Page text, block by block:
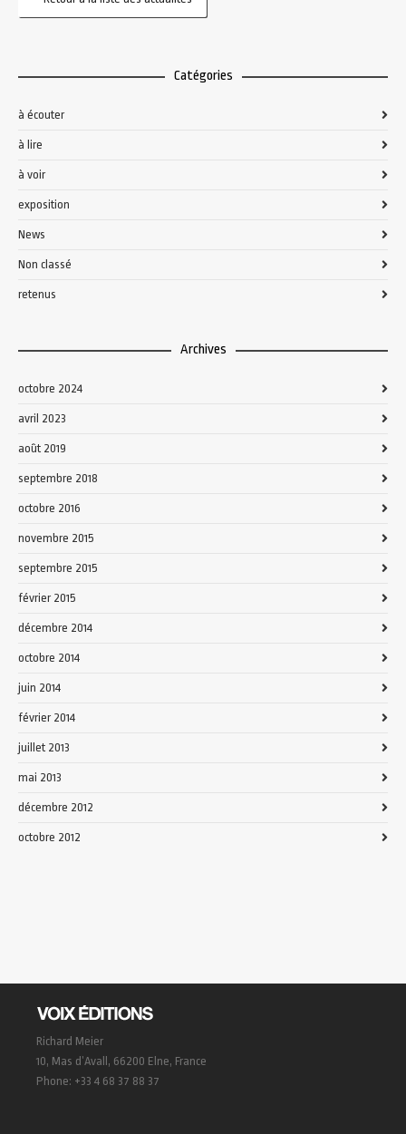
Catégories
à écouter
à lire
à voir
exposition
News
Non classé
retenus
Archives
octobre 2024
avril 2023
août 2019
septembre 2018
octobre 2016
novembre 2015
septembre 2015
février 2015
décembre 2014
octobre 2014
juin 2014
février 2014
juillet 2013
mai 2013
décembre 2012
octobre 2012
Richard Meier
10, Mas d’Avall, 66200 Elne, France
Phone: +33 4 68 37 88 37